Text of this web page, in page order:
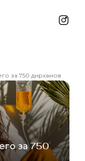
за 750 дирхамов
за 750